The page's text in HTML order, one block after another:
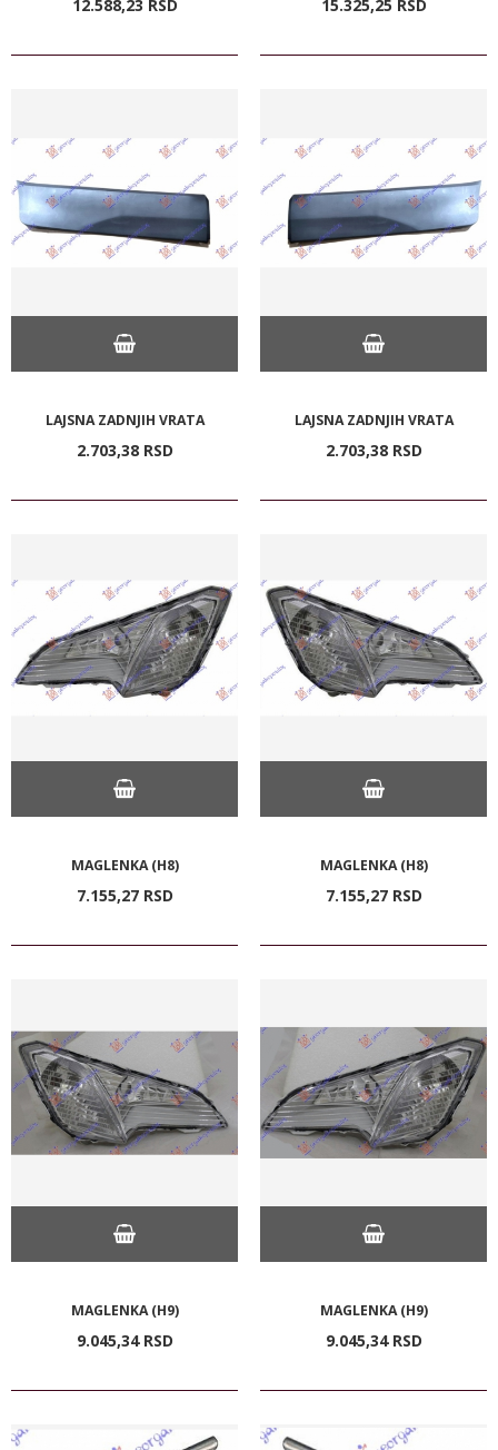
12.588,23 RSD 15.325,25 RSD
LAJSNA ZADNJIH VRATA
2.703,38 RSD
LAJSNA ZADNJIH VRATA
2.703,38 RSD
MAGLENKA (H8)
7.155,27 RSD
MAGLENKA (H8)
7.155,27 RSD
MAGLENKA (H9)
9.045,34 RSD
MAGLENKA (H9)
9.045,34 RSD